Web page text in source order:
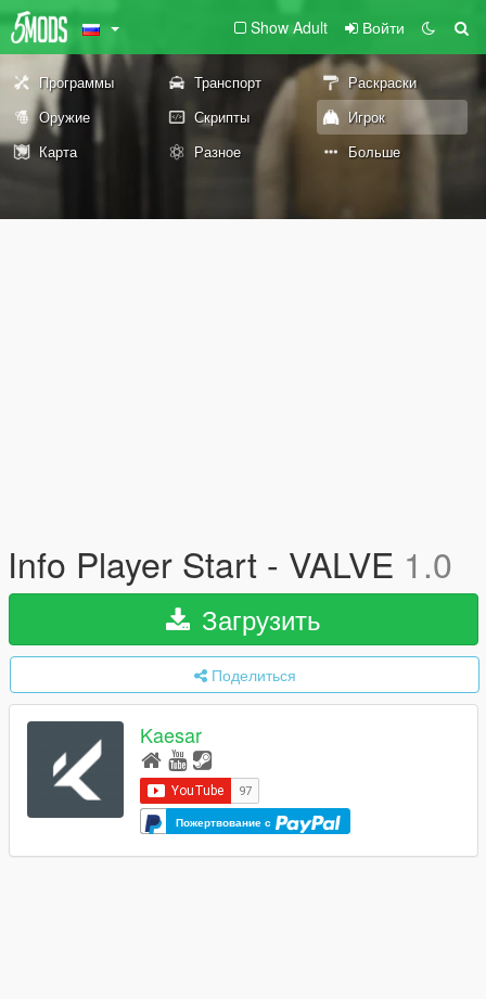
Show Adult Войти
Программы Транспорт
Раскраски
Оружие
Скрипты
Игрок
Карта
Разное Больше
Info Player Start - VALVE 1.0
Загрузить
Поделиться
Kaesar
Пожертвование с